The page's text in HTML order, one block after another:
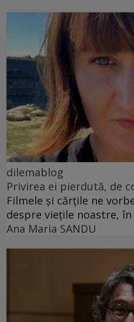
dilemablog
Privirea ei pierdută, de
Filmele și cărțile ne
despre viețile noastre,
Ana Maria SANDU